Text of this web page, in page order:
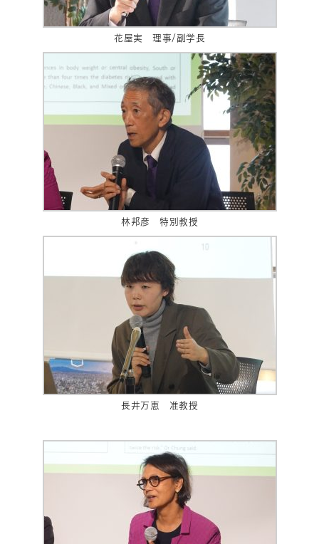
花屋実 理事/副学長
林邦彦 特別教授
長井万恵 准教授